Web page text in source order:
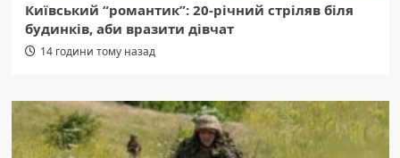
Київський “романтик”: 20-річний стріляв біля
будинків, аби вразити дівчат
14 години тому назад